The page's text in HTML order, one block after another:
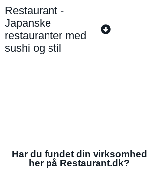
Restaurant -
Japanske
restauranter med
sushi og stil
Har du fundet din virksomhed
her på Restaurant.dk?